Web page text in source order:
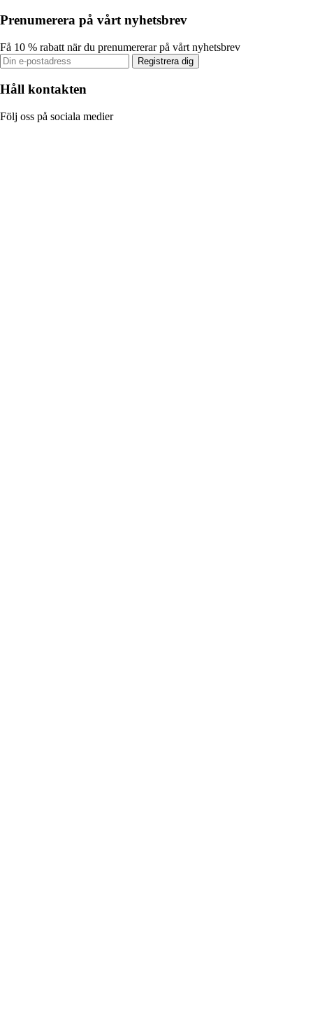
Prenumerera på vårt nyhetsbrev
Få 10 % rabatt när du prenumererar på vårt nyhetsbrev
Registrera dig
Håll kontakten
Följ oss på sociala medier